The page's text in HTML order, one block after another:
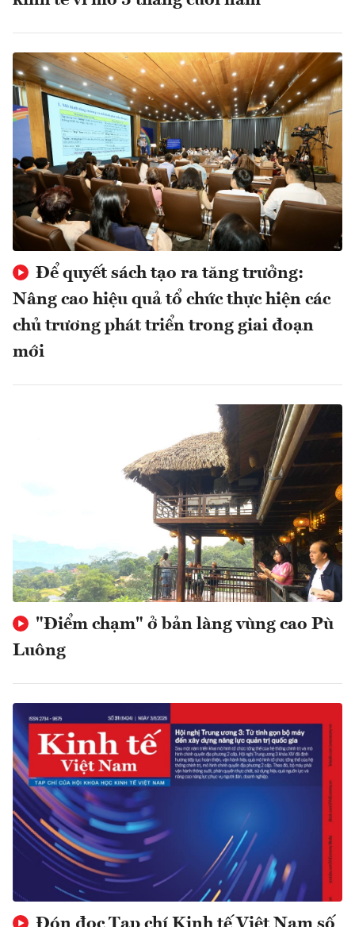
Để quyết sách tạo ra tăng trưởng:
Nâng cao hiệu quả tổ chức thực hiện các
chủ trương phát triển trong giai đoạn
mới
"Điểm chạm" ở bản làng vùng cao Pù
Luông